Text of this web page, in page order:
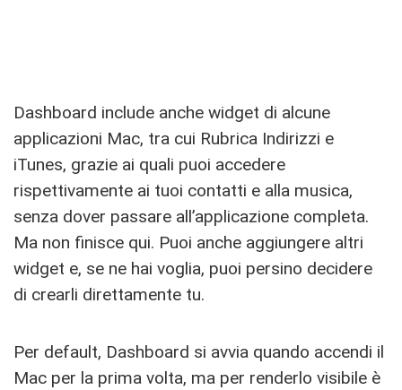
Dashboard include anche widget di alcune
applicazioni Mac, tra cui Rubrica Indirizzi e
iTunes, grazie ai quali puoi accedere
rispettivamente ai tuoi contatti e alla musica,
senza dover passare all’applicazione completa.
Ma non finisce qui. Puoi anche aggiungere altri
widget e, se ne hai voglia, puoi persino decidere
di crearli direttamente tu.
Per default, Dashboard si avvia quando accendi il
Mac per la prima volta, ma per renderlo visibile è